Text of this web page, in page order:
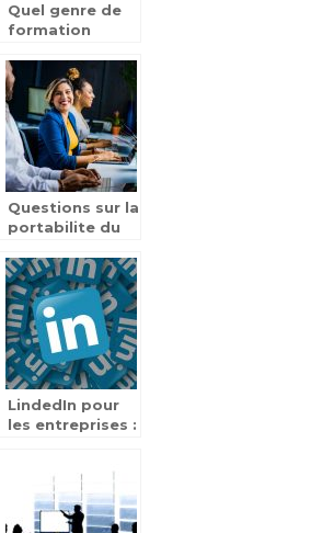
Quel genre de
formation
Bac?
Questions sur la
portabilite du
LindedIn pour
les entreprises :